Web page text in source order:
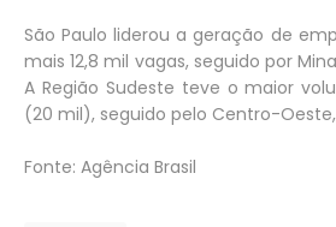
São Paulo liderou a geração de
mais 12,8 mil vagas, seguido por
A Região Sudeste teve o maior
(20 mil), seguido pelo Centro-
Fonte: Agência Brasil